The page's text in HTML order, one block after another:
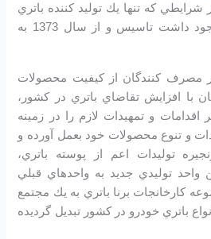
كه تنها يك توليد كننده باتري
خودرو دولتي در كشور وجود داشت تاسیس و از سال 1373 به
مصرف كنندگان از كيفيت محصولات
با افزايش تقاضاي باتري در كشور،
و تمهيدات لازم را در زمينه
و تنوع محصولات خود بعمل آورده و
توليدات اعم از پوسته باتري،
توليدي جديد به واحدهاي قبلي
كارخانجات برنا باتري به يك مجتمع
باتري خودرو در کشور تبديل گرديده